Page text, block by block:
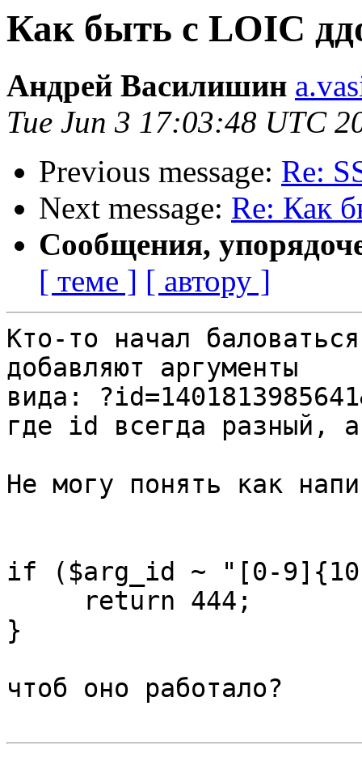
Как быть с LOIC
Андрей Василишин
Tue Jun 3 17:03:48 UTC
Previous message: Re:
Next message: Re: Как
Сообщения,
[ теме ] [ автору ]
Кто-то начал
добавляют аргументы
вида:
где id всегда разный,
Не могу понять как
if ($arg_id ~ "[0-
}
чтоб оно работало?